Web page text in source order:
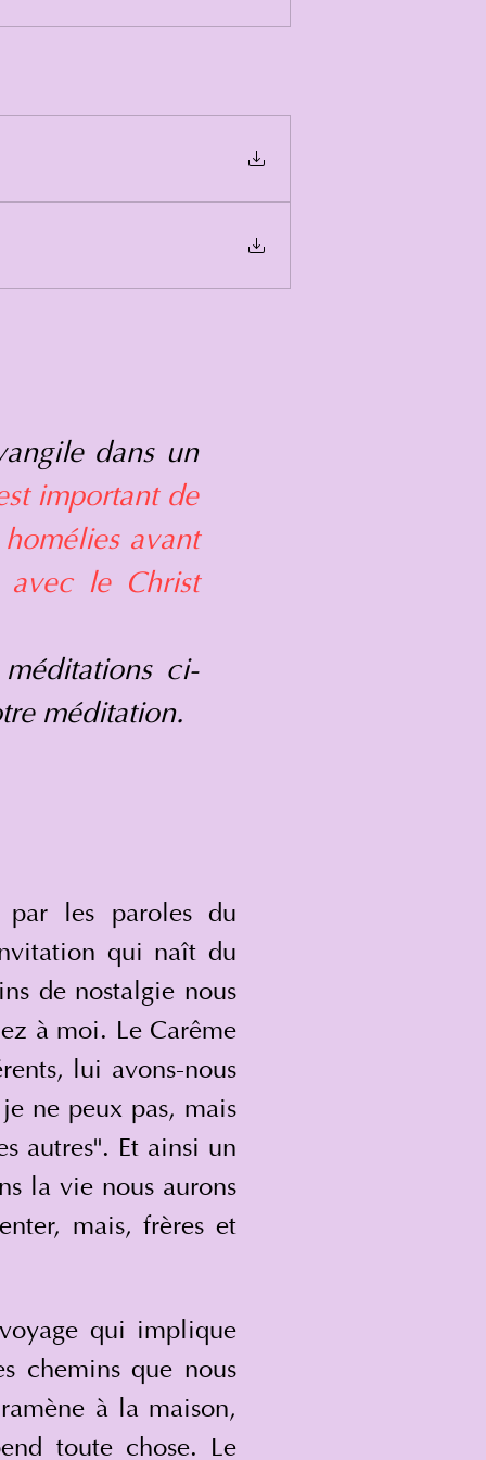
dans un
important de
avant
avec le Christ
ci-
méditation.
par les paroles du
qui naît du
de nostalgie nous
à moi. Le Carême
lui avons-nous
ne peux pas, mais
autres". Et ainsi un
la vie nous aurons
mais, frères et
qui implique
chemins que nous
à la maison,
toute chose. Le